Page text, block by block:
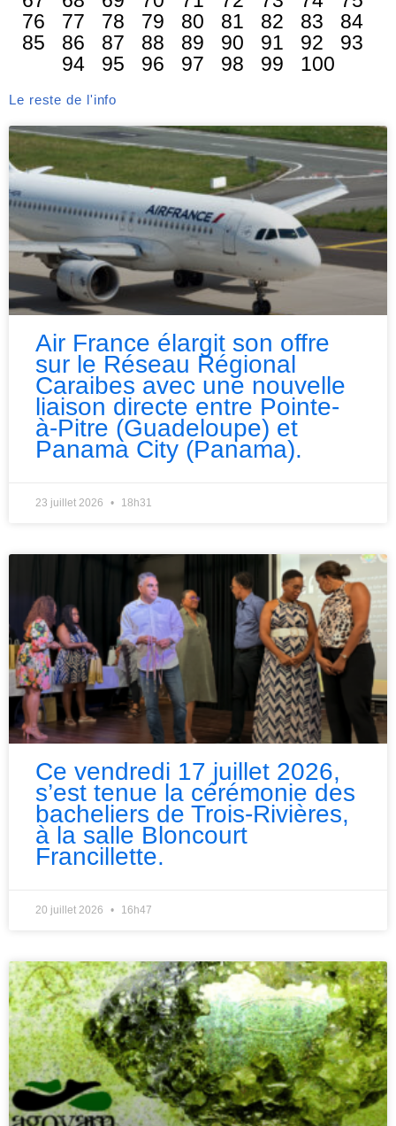
76
77 78 79 80 81 82 83
84
85
86 87 88 89 90 91 92
93
94
95 96 97 98 99 100
Le reste de l'info
Air France élargit son offre
sur le Réseau Régional
Caraibes avec une nouvelle
liaison directe entre Pointe-
à-Pitre (Guadeloupe) et
Panama City (Panama).
23 juillet 2026 18h31
Ce vendredi 17 juillet 2026,
s’est tenue la cérémonie des
bacheliers de Trois-Rivières,
à la salle Bloncourt
Francillette.
20 juillet 2026 16h47